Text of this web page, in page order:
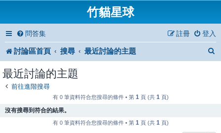
竹貓星球
問答集 登入
註冊
討論區首頁 搜尋 最近討論的主題
最近討論的主題
前往進階搜尋
有 0 筆資料符合您搜尋的條件 • 第 1 頁 (共 1 頁)
沒有搜尋到符合的結果。
有 0 筆資料符合您搜尋的條件 • 第 1 頁 (共 1 頁)